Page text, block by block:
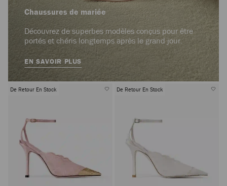
Chaussures de mariée
Découvrez de superbes modèles conçus pour être
portés et chéris longtemps après le grand jour.
EN SAVOIR PLUS
De Retour En Stock De Retour En Stock